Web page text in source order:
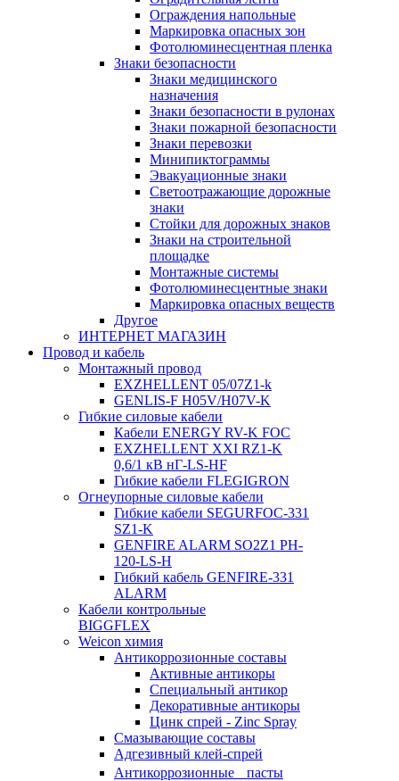
Ограждения напольные
Маркировка опасных зон
Фотолюминесцентная пленка
Знаки безопасности
Знаки медицинского
назначения
Знаки безопасности в рулонах
Знаки пожарной безопасности
Знаки перевозки
Минипиктограммы
Эвакуационные знаки
Светоотражающие дорожные
знаки
Стойки для дорожных знаков
Знаки на строительной
площадке
Монтажные системы
Фотолюминесцентные знаки
Маркировка опасных веществ
Другое
ИНТЕРНЕТ МАГАЗИН
Провод и кабель
Монтажный провод
EXZHELLENT 05/07Z1-k
GENLIS-F Н05V/H07V-K
Гибкие силовые кабели
Кабели ENERGY RV-K FOC
EXZHELLENT XXI RZ1-K
0,6/1 кВ нГ-LS-HF
Гибкие кабели FLEGIGRON
Огнеупорные силовые кабели
Гибкие кабели SEGURFOC-331
SZ1-K
GENFIRE ALARM SO2Z1 PH-
120-LS-H
Гибкий кабель GENFIRE-331
ALARM
Кабели контрольные
BIGGFLEX
Weicon химия
Антикоррозионные составы
Активные антикоры
Специальный антикор
Декоративные антикоры
Цинк спрей - Zinc Spray
Смазывающие составы
Адгезивный клей-спрей
Антикоррозионные пасты